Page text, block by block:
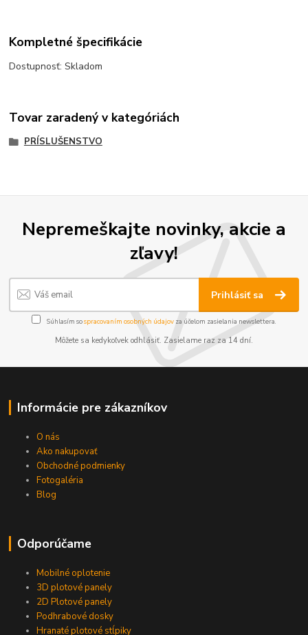
Kompletné špecifikácie
Dostupnosť: Skladom
Tovar zaradený v kategóriách
PRÍSLUŠENSTVO
Nepremeškajte novinky, akcie a
zľavy!
Prihlásiť sa
Súhlasím sospracovaním osobných údajov za účelom zasielania newslettera.
Môžete sa kedykoľvek odhlásiť. Zasielame raz za 14 dní.
Informácie pre zákazníkov
O nás
Ako nakupovať
Obchodné podmienky
Fotogaléria
Blog
Odporúčame
Mobilné oplotenie
3D plotové panely
2D Plotové panely
Podhrabové dosky
Hranaté plotové stĺpiky